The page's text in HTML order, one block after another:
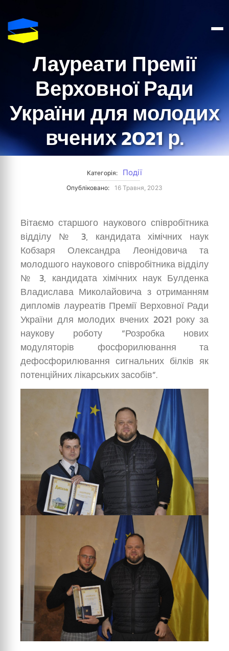
Лауреати Премії
Верховної Ради
України для молодих
вчених 2021 р.
Категорія: Події
Опубліковано: 16 Травня, 2023
Вітаємо старшого наукового співробітника
відділу № 3, кандидата хімічних наук
Кобзаря Олександра Леонідовича та
молодшого наукового співробітника відділу
№ 3, кандидата хімічних наук Булденка
Владислава Миколайовича з отриманням
дипломів лауреатів Премії Верховної Ради
України для молодих вчених 2021 року за
наукову роботу “Розробка нових
модуляторів фосфорилювання та
дефосфорилювання сигнальних білків як
потенційних лікарських засобів”.